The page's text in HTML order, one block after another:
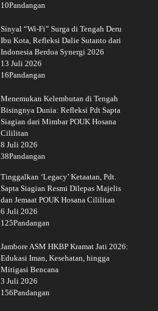
10Pandangan
Sinyal “Wi-Fi” Surga di Tengah Deru
Ibu Kota, Refleksi Dalie Sutanto dari
Indonesia Berdoa Synergi 2026
13 Juli 2026
16Pandangan
Menemukan Kelembutan di Tengah
Bisingnya Dunia: Refleksi Pdt Sapta
Siagian dari Mimbar POUK Hosana
Cililitan
8 Juli 2026
38Pandangan
Tinggalkan ‘Legacy’ Ketaatan, Pdt.
Sapta Siagian Resmi Dilepas Majelis
dan Jemaat POUK Hosana Cililitan
6 Juli 2026
125Pandangan
Jambore ASM HKBP Kramat Jati 2026:
Edukasi Iman, Kesehatan, hingga
Mitigasi Bencana
3 Juli 2026
156Pandangan